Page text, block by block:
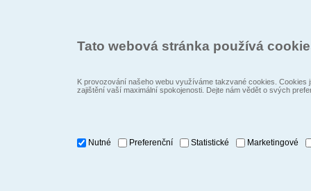
Tato webová stránka používá
K provozování našeho webu využíváme takzvané cookies.
zajištění vaší maximální spokojenosti. Dejte nám vědět o svých
Nutné Preferenční Statistické Marketingové